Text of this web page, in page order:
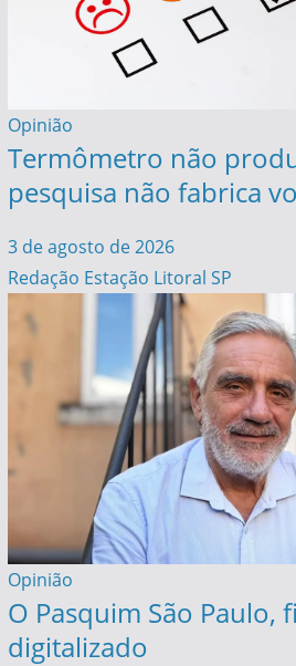
Opinião
Termômetro não
pesquisa não fabrica
3 de agosto de 2026
Redação Estação Litoral SP
Opinião
O Pasquim São Paulo,
digitalizado